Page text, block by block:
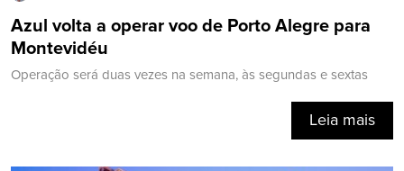
Azul volta a operar voo de Porto Alegre para
Montevidéu
Operação será duas vezes na semana, às segundas e sextas
Leia mais